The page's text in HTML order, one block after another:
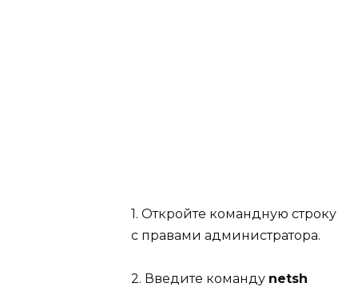
1. Откройте командную строку
с правами администратора.
2. Введите команду netsh